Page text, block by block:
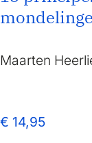
Maarten
€ 14,95